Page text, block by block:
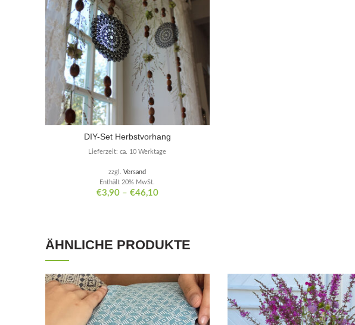
DIY-Set Herbstvorhang
€3,90– €46,10
Enthält 20% MwSt.
zzgl.Versand
Lieferzeit: ca. 10 Werktage
ÄHNLICHE PRODUKTE